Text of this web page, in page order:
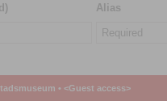
Alias
• <Guest access>